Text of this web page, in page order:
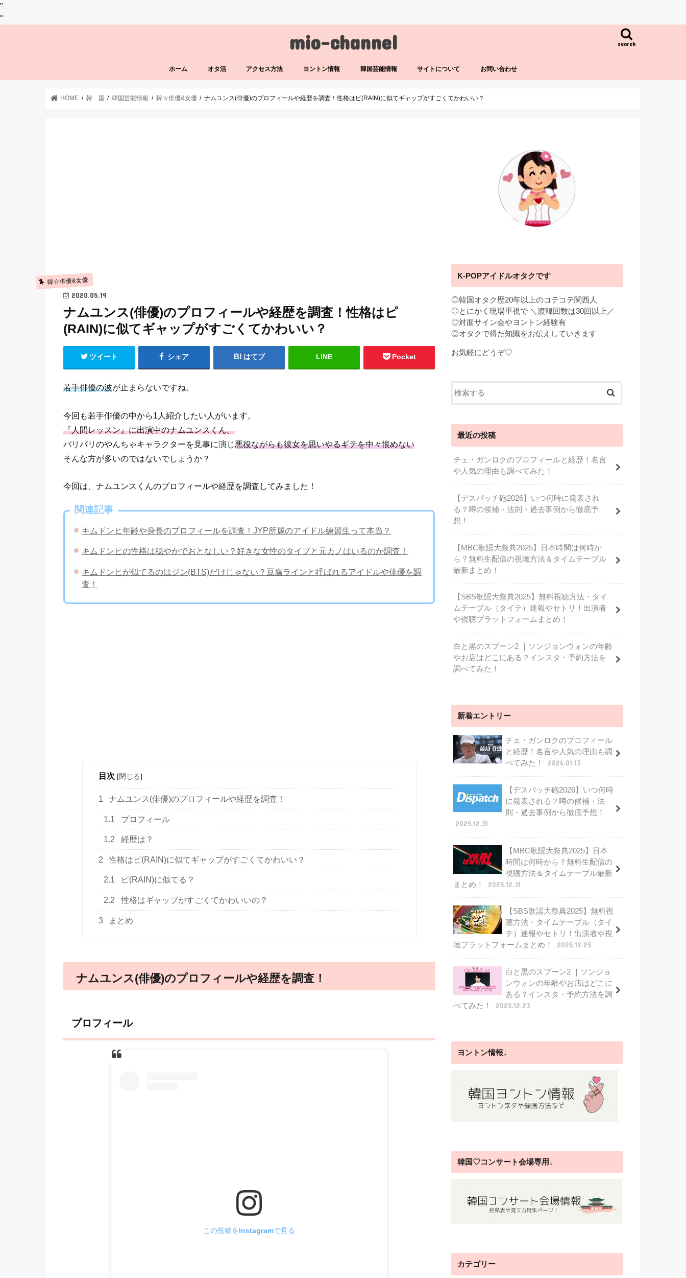
"
"
mio-channel search
ホーム オタ活 アクセス方法 ヨントン情報 韓国芸能情報 サイトについて お問い合わせ
HOME 韓 国 韓国芸能情報 韓☆俳優&女優 ナムユンス(俳優)のプロフィールや経歴を調査！性格はピ(RAIN)に似てギャップがすごくてかわいい？
韓☆俳優&女優
2020.05.19
ナムユンス(俳優)のプロフィールや経歴を調査！性格はピ
(RAIN)に似てギャップがすごくてかわいい？
ツイート シェア はてブ LINE Pocket
若手俳優の波が止まらないですね。
今回も若手俳優の中から1人紹介したい人がいます。
『人間レッスン』に出演中のナムユンスくん。
バリバリのやんちゃキャラクターを見事に演じ悪役ながらも彼女を思いやるギテを中々恨めない
そんな方が多いのではないでしょうか？
今回は、ナムユンスくんのプロフィールや経歴を調査してみました！
関連記事
キムドンヒ年齢や身長のプロフィールを調査！JYP所属のアイドル練習生って本当？
キムドンヒの性格は穏やかでおとなしい？好きな女性のタイプと元カノはいるのか調査！
キムドンヒが似てるのはジン(BTS)だけじゃない？豆腐ラインと呼ばれるアイドルや俳優を調
査！
目次 [閉じる]
1 ナムユンス(俳優)のプロフィールや経歴を調査！
1.1 プロフィール
1.2 経歴は？
2 性格はピ(RAIN)に似てギャップがすごくてかわいい？
2.1 ピ(RAIN)に似てる？
2.2 性格はギャップがすごくてかわいいの？
3 まとめ
ナムユンス(俳優)のプロフィールや経歴を調査！
プロフィール
この投稿をInstagramで見る
K-POPアイドルオタクです
◎韓国オタク歴20年以上のコテコテ関西人
◎とにかく現場重視で ＼渡韓回数は30回以上／
◎対面サイン会やヨントン経験有
◎オタクで得た知識をお伝えしていきます
お気軽にどうぞ♡
最近の投稿
チェ・ガンロクのプロフィールと経歴！名言
や人気の理由も調べてみた！
【デスパッチ砲2026】いつ何時に発表され
る？噂の候補・法則・過去事例から徹底予
想！
【MBC歌謡大祭典2025】日本時間は何時か
ら？無料生配信の視聴方法＆タイムテーブル
最新まとめ！
【SBS歌謡大祭典2025】無料視聴方法・タイ
ムテーブル（タイテ）速報やセトリ！出演者
や視聴プラットフォームまとめ！
白と黒のスプーン2 ｜ソンジョンウォンの年齢
やお店はどこにある？インスタ・予約方法を
調べてみた！
新着エントリー
チェ・ガンロクのプロフィール
と経歴！名言や人気の理由も調
べてみた！
2026.01.13
【デスパッチ砲2026】いつ何時
に発表される？噂の候補・法
則・過去事例から徹底予想！
2025.12.31
【MBC歌謡大祭典2025】日本
時間は何時から？無料生配信の
視聴方法＆タイムテーブル最新
まとめ！
2025.12.31
【SBS歌謡大祭典2025】無料視
聴方法・タイムテーブル（タイ
テ）速報やセトリ！出演者や視
聴プラットフォームまとめ！
2025.12.25
白と黒のスプーン2 ｜ソンジョ
ンウォンの年齢やお店はどこに
ある？インスタ・予約方法を調
べてみた！
2025.12.23
ヨントン情報↓
韓国♡コンサート会場専用↓
カテゴリー